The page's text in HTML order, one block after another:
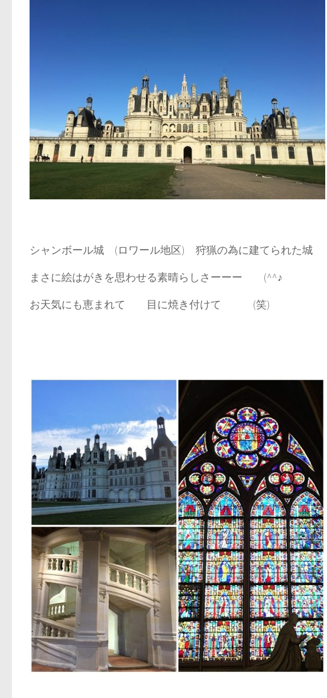
シャンボール城 (ロワール地区) 狩猟の為に建てられた城
まさに絵はがきを思わせる素晴らしさーーー (^^♪
お天気にも恵まれて 目に焼き付けて (笑)